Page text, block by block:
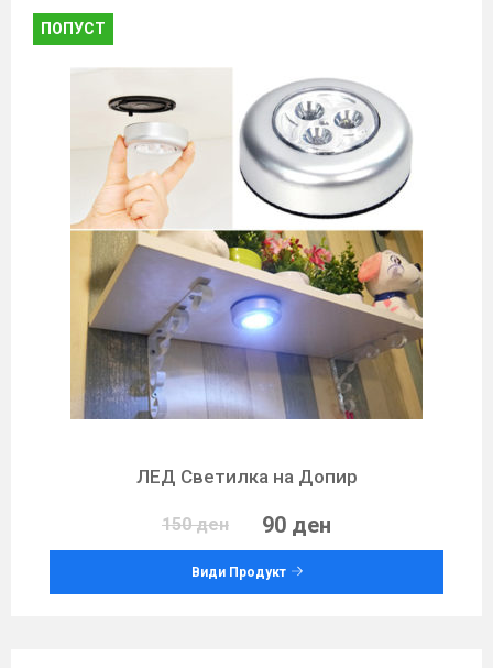
ПОПУСТ
ЛЕД Светилка на Допир
150 ден 90 ден
Види Продукт